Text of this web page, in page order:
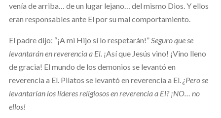
venía de arriba… de un lugar lejano… del mismo Dios. Y ellos
eran responsables ante El por su mal comportamiento.
El padre dijo: “¡A mi Hijo sí lo respetarán!”Seguro que se
levantarán en reverencia a El. ¡Así que Jesús vino! ¡Vino lleno
de gracia! El mundo de los demonios se levantó en
reverencia a El. Pilatos se levantó en reverencia a El.¿Pero se
levantarían los líderes religiosos en reverencia a El? ¡NO… no
ellos!